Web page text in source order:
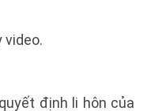
video.
định li hôn của